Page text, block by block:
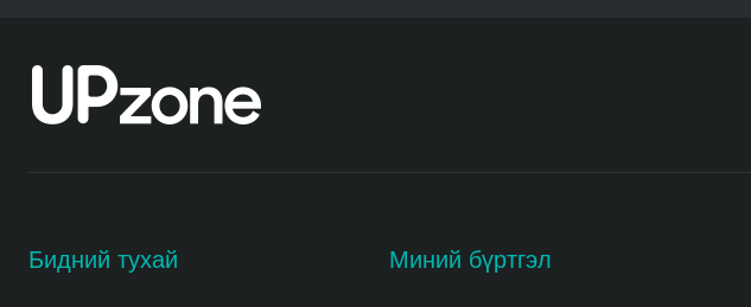
Бидний тухай Миний бүртгэл